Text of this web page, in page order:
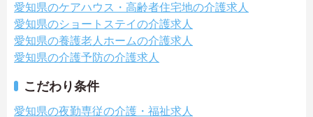
愛知県のケアハウス・高齢者住宅地の介護求人
愛知県のショートステイの介護求人
愛知県の養護老人ホームの介護求人
愛知県の介護予防の介護求人
こだわり条件
愛知県の夜勤専従の介護・福祉求人